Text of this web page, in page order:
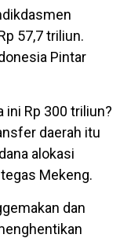
57,7 triliun.
Pintar
ini Rp 300 triliun?
daerah itu
alokasi
Mekeng.
dan